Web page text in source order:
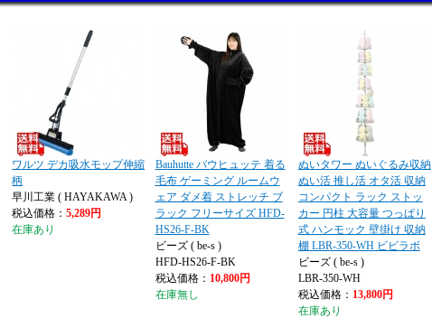
ワルツ デカ吸水モップ伸縮
柄
早川工業 ( HAYAKAWA )
税込価格：5,289円
在庫あり
Bauhutte バウヒュッテ 着る
毛布 ゲーミング ルームウ
ェア ダメ着 ストレッチ ブ
ラック フリーサイズ HFD-
HS26-F-BK
ビーズ ( be-s )
HFD-HS26-F-BK
税込価格： 10,800円
在庫無し
ぬいタワー ぬいぐるみ収納
ぬい活 推し活 オタ活 収納
コンパクト ラック ストッ
カー 円柱 大容量 つっぱり
式 ハンモック 壁掛け 収納
棚 LBR-350-WH ビビラボ
ビーズ ( be-s )
LBR-350-WH
税込価格： 13,800円
在庫あり